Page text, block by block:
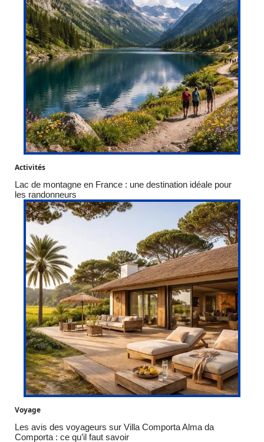
Activités
Lac de montagne en France : une destination idéale pour
les randonneurs
Voyage
Les avis des voyageurs sur Villa Comporta Alma da
Comporta : ce qu’il faut savoir